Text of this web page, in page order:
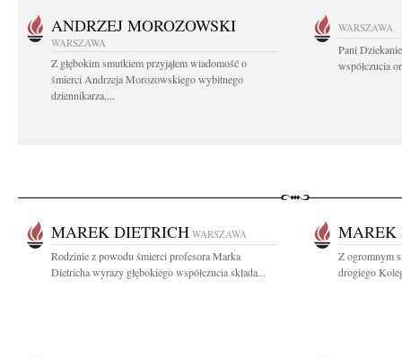
ANDRZEJ MOROZOWSKI
WARSZAWA
Z głębokim smutkiem przyjąłem wiadomość o
śmierci Andrzeja Morozowskiego wybitnego
dziennikarza,...
WARSZAWA
Pani
współczucia
MAREK DIETRICH WARSZAWA
Rodzinie z powodu śmierci profesora Marka
Dietricha wyrazy głębokiego współczucia składa...
MAREK
Z ogromnym
drogiego